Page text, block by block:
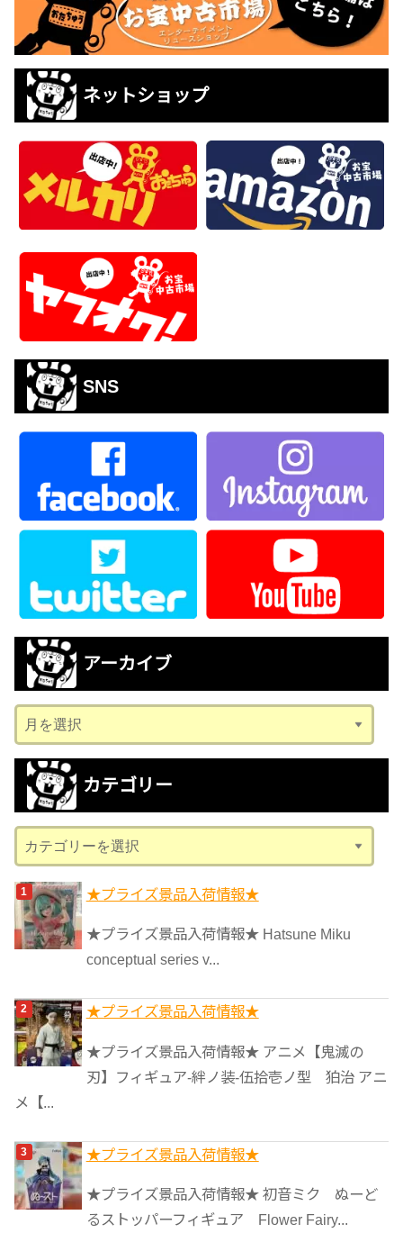
ネットショップ
SNS
アーカイブ
ー
カ
ブ
カテゴリー
テ
ゴ
リ
ー
★プライズ景品入荷情報★
★プライズ景品入荷情報★ Hatsune Miku
conceptual series v...
★プライズ景品入荷情報★
★プライズ景品入荷情報★ アニメ【鬼滅の
刃】フィギュア-絆ノ装-伍拾壱ノ型 狛治 アニ
メ【...
★プライズ景品入荷情報★
★プライズ景品入荷情報★ 初音ミク ぬーど
るストッパーフィギュア Flower Fairy...